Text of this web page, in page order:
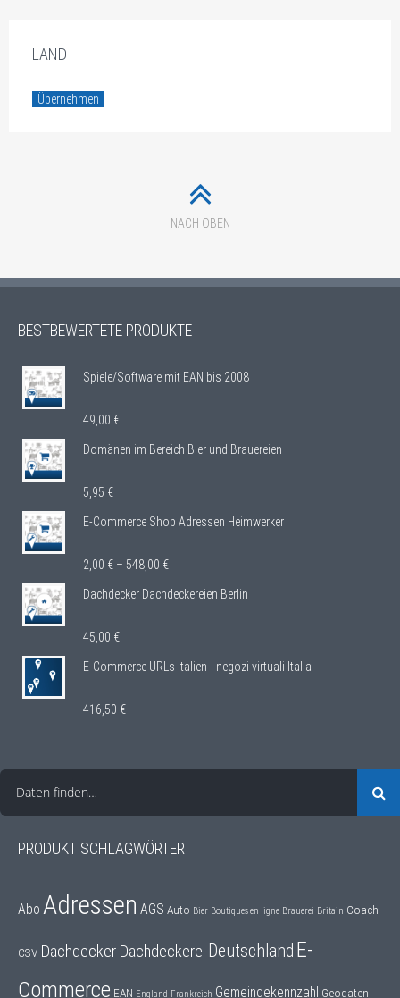
LAND
Übernehmen
NACH OBEN
BESTBEWERTETE PRODUKTE
Spiele/Software mit EAN bis 2008
49,00 €
Domänen im Bereich Bier und Brauereien
5,95 €
E-Commerce Shop Adressen Heimwerker
2,00 € – 548,00 €
Dachdecker Dachdeckereien Berlin
45,00 €
E-Commerce URLs Italien - negozi virtuali Italia
416,50 €
Daten finden…
PRODUKT SCHLAGWÖRTER
Abo Adressen AGS Auto Bier Boutiques en ligne Brauerei Britain Coach
CSV Dachdecker Dachdeckerei Deutschland E-
Commerce EAN England Frankreich Gemeindekennzahl Geodaten